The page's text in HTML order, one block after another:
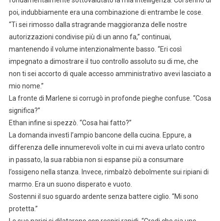
poi, indubbiamente era una combinazione di entrambe le cose.
“Ti sei rimosso dalla stragrande maggioranza delle nostre
autorizzazioni condivise più di un anno fa,” continuai,
mantenendo il volume intenzionalmente basso. “Eri così
impegnato a dimostrare il tuo controllo assoluto su di me, che
non ti sei accorto di quale accesso amministrativo avevi lasciato a
mio nome.”
La fronte di Marlene si corrugò in profonde pieghe confuse. “Cosa
significa?”
Ethan infine si spezzò. “Cosa hai fatto?”
La domanda investì l’ampio bancone della cucina. Eppure, a
differenza delle innumerevoli volte in cui mi aveva urlato contro
in passato, la sua rabbia non si espanse più a consumare
l’ossigeno nella stanza. Invece, rimbalzò debolmente sui ripiani di
marmo. Era un suono disperato e vuoto.
Sostenni il suo sguardo ardente senza battere ciglio. “Mi sono
protetta.”